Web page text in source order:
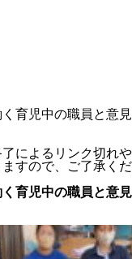
育児中の職員と意見
によるリンク切れや
すので、ご了承くだ
育児中の職員と意見